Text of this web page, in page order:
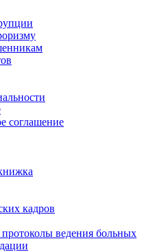
соглашение
кадров
ведения больных